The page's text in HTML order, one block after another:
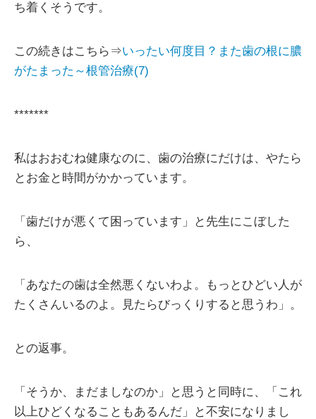
ち着くそうです。
この続きはこちら⇒いったい何度目？また歯の根に膿
がたまった～根管治療(7)
*******
私はおおむね健康なのに、歯の治療にだけは、やたら
とお金と時間がかかっています。
「歯だけが悪くて困っています」と先生にこぼした
ら、
「あなたの歯は全然悪くないわよ。もっとひどい人が
たくさんいるのよ。見たらびっくりすると思うわ」。
との返事。
「そうか、まだましなのか」と思うと同時に、「これ
以上ひどくなることもあるんだ」と不安になりまし